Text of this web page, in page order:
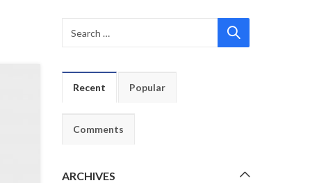
Recent Popular
Comments
ARCHIVES